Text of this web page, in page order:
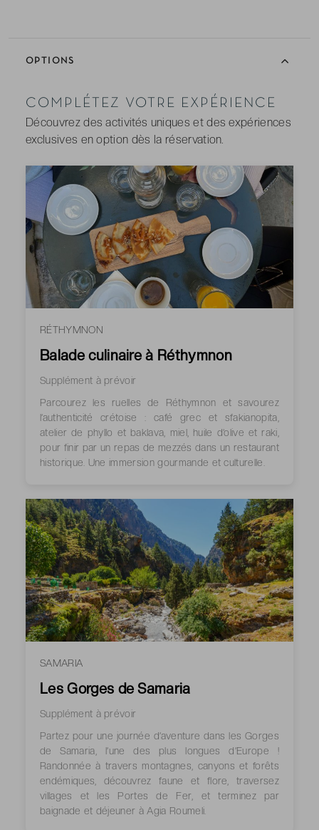
OPTIONS
COMPLÉTEZ VOTRE EXPÉRIENCE
Découvrez des activités uniques et des expériences
exclusives en option dès la réservation.
RÉTHYMNON
Balade culinaire à Réthymnon
Supplément à prévoir
Parcourez les ruelles de Réthymnon et savourez
l’authenticité crétoise : café grec et sfakianopita,
atelier de phyllo et baklava, miel, huile d’olive et raki,
pour finir par un repas de mezzés dans un restaurant
historique. Une immersion gourmande et culturelle.
SAMARIA
Les Gorges de Samaria
Supplément à prévoir
Partez pour une journée d’aventure dans les Gorges
de Samaria, l’une des plus longues d’Europe !
Randonnée à travers montagnes, canyons et forêts
endémiques, découvrez faune et flore, traversez
villages et les Portes de Fer, et terminez par
baignade et déjeuner à Agia Roumeli.